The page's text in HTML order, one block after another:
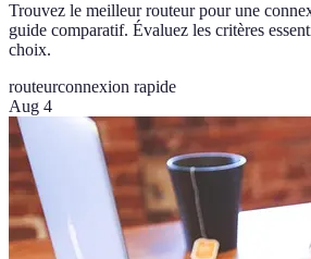
Trouvez le meilleur routeur pour une
guide comparatif. Évaluez les critères
choix.
routeurconnexion rapide
Aug 4